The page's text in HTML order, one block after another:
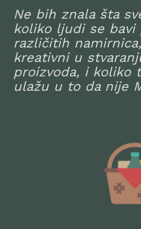
Ne bih znala šta
koliko ljudi se bavi
različitih
kreativni u
proizvoda, i koliko
ulažu u to da nije